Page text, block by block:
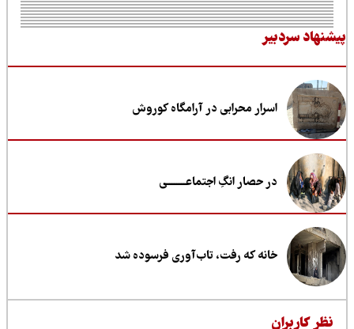
سردبیر
اسرار محرابی در آرامگاه کوروش
در حصار انگِ اجتماعــــــــی
خانه که رفت، تاب‌آوری فرسوده شد
کاربران